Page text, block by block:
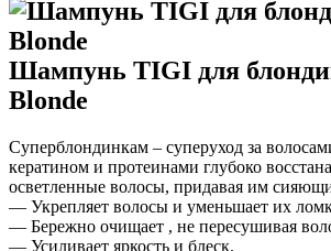
Шампунь TIGI для
Blonde
Суперблондинкам – суперуход за
кератином и протеинами глубоко
осветленные волосы, придавая им
— Укрепляет волосы и уменьшает их
— Бережно очищает , не пересушивая
— Усиливает яркость и блеск.